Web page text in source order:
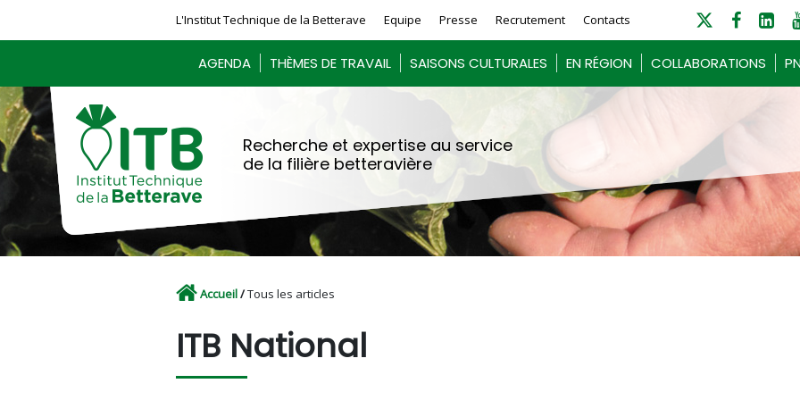
L'Institut Technique de la Betterave Equipe Presse Recrutement Contacts
AGENDA THÈMES DE TRAVAIL SAISONS CULTURALES EN RÉGION COLLABORATIONS
Recherche et expertise au service
de la filière betteravière
Accueil/Tous les articles
ITB National